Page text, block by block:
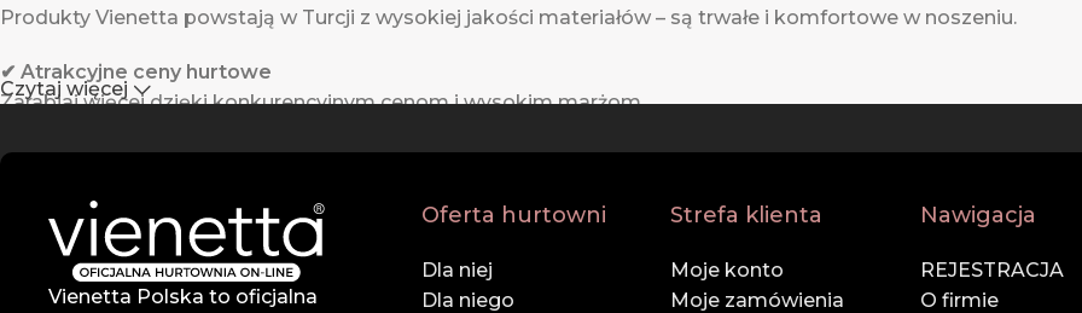
Produkty Vienetta powstają w Turcji z wysokiej jakości materiałów – są trwałe i komfortowe w noszeniu.
✔ Atrakcyjne ceny hurtowe
Zarabiaj więcej dzięki konkurencyjnym cenom i wysokim marżom.
✔ Profesjonalna obsługa
✔ Szybka wysyłka
Dzięki sprawnej logistyce i współpracy z renomowanymi firmami kurierskimi – Twoje zamówienie dotrze na
Czytaj więcej
Vienetta Polska to oficjalna
Oferta hurtowni
Dla niej
Dla niego
Strefa klienta
Moje konto
Moje zamówienia
Nawigacja
REJESTRACJA
O firmie